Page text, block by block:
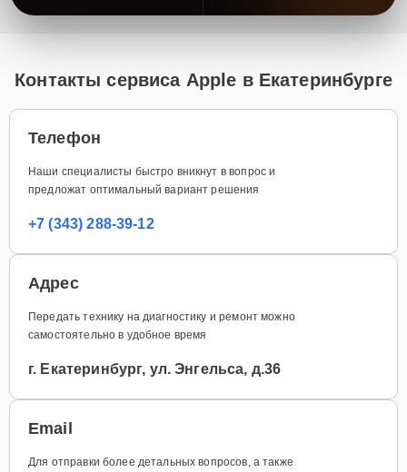
Контакты сервиса Apple в Екатеринбурге
Телефон
Наши специалисты быстро вникнут в вопрос и
предложат оптимальный вариант решения
+7 (343) 288-39-12
Адрес
Передать технику на диагностику и ремонт можно
самостоятельно в удобное время
г. Екатеринбург, ул. Энгельса, д.36
Email
Для отправки более детальных вопросов, а также